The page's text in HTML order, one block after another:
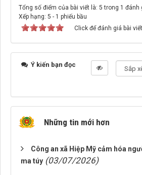
Tổng số điểm của bài viết là: 5 trong 1 đánh
Xếp hạng: 5 - 1 phiếu bầu
Click để đánh giá bài viết
Ý kiến bạn đọc
Những tin mới hơn
Công an xã Hiệp Mỹ cảm hóa
ma túy (03/07/2026)